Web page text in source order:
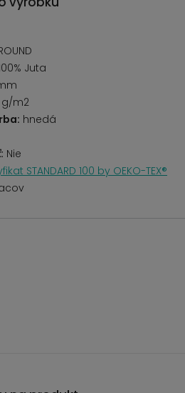
Juta
g/m2
hnedá
Nie
STANDARD 100 by OEKO-TEX®